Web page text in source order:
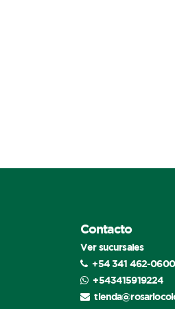
Contacto
Ver sucursales
+54 341 462-0600
+543415919224